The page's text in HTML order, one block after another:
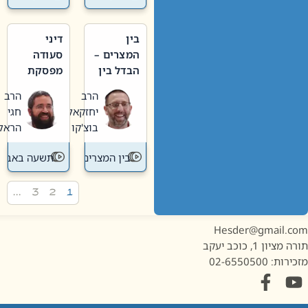
בין
המצרים –
הבדל בין
חדשה
לישנה
הרב
יחזקאל
בוצ'קו
בין המצרים
דיני
סעודה
מפסקת
תשעה
באב
הרב
חגי
הראל
תשעה באב
1, כוכב יעקב
02-6550500